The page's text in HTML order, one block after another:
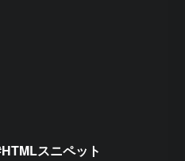
HTMLスニペット